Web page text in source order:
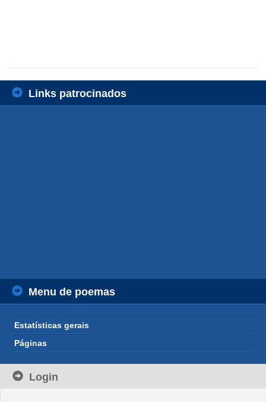
Links patrocinados
Menu de poemas
Estatísticas gerais
Páginas
Login